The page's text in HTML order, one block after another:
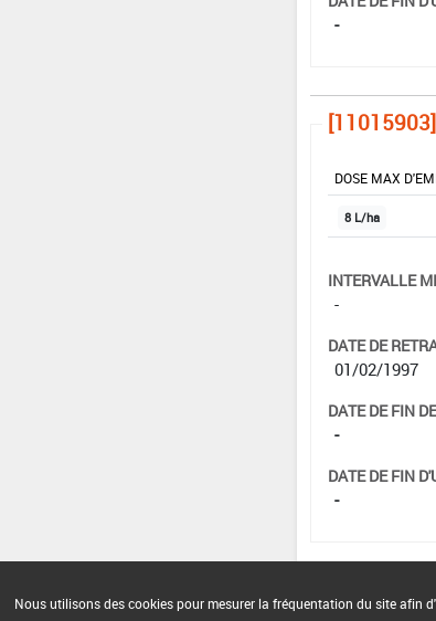
-
[11015903]
DOSE MAX
8 L/ha
INTERVALLE
-
DATE DE
01/02/1997
DATE DE FIN
-
DATE DE FIN
-
Nous utilisons des cookies pour mesurer la fréquentation du site afin